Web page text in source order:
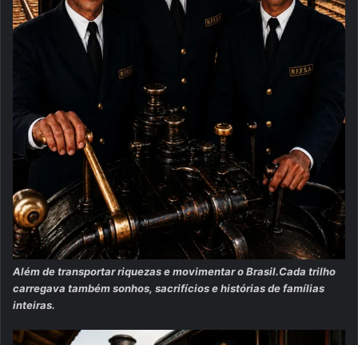
Além de transportar riquezas e movimentar o Brasil.Cada trilho
carregava também sonhos, sacrifícios e histórias de famílias
inteiras.